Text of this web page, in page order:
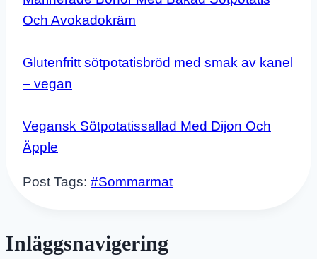
Och Avokadokräm
Glutenfritt sötpotatisbröd med smak av kanel
– vegan
Vegansk Sötpotatissallad Med Dijon Och
Äpple
Post Tags: #Sommarmat
Inläggsnavigering